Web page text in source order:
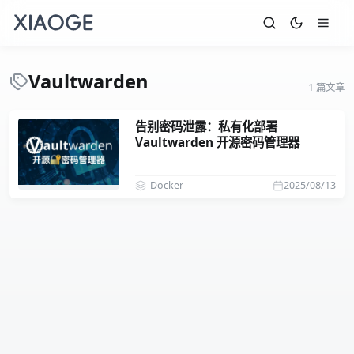
Vaultwarden 1 篇文章
告别密码泄露：私有化部署
Vaultwarden 开源密码管理器
2025/08/13
Docker